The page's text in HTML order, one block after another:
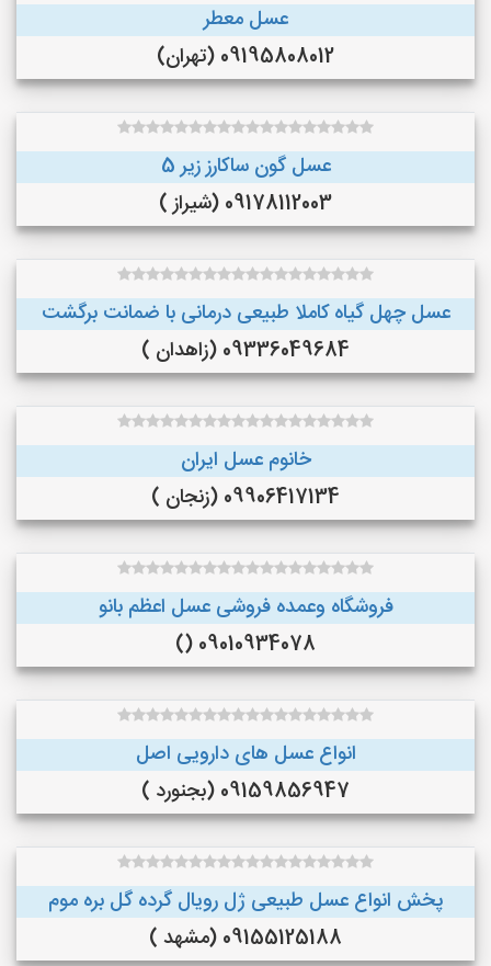
عسل معطر
09195808012 (تهران)
عسل گون ساکارز زیر 5
09178112003 (شیراز )
عسل چهل گیاه کاملا طبیعی درمانی با ضمانت برگشت
09336049684 (زاهدان )
خانوم عسل ایران
09906417134 (زنجان )
فروشگاه وعمده فروشی عسل اعظم بانو
09010934078 ()
انواع عسل های دارویی اصل
09159856947 (بجنورد )
پخش انواع عسل طبیعی ژل رویال گرده گل بره موم
09155125188 (مشهد )